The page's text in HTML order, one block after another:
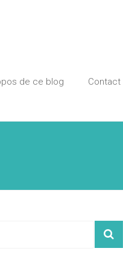
de ce blog Contact